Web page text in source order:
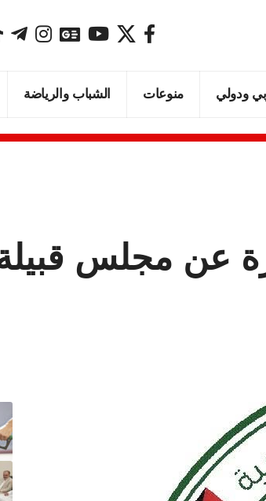
ودولي منوعات الشباب والرياضة
عن مجلس